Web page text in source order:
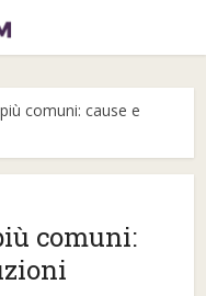
comuni: cause e
comuni: